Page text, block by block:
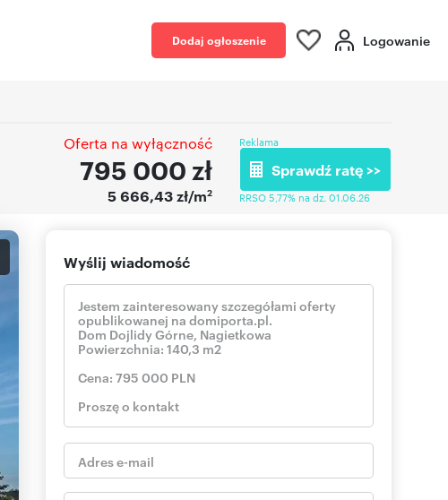
Dodaj ogłoszenie Logowanie
Oferta na wyłączność
795 000 zł
5 666,43 zł/m2
Reklama
Sprawdź ratę >>
RRSO 5,77% na dz. 01.06.26
Wyślij wiadomość